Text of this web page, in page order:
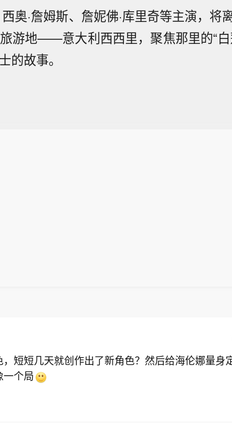
奥·詹姆斯、詹妮佛·库里奇等主演，将
游地——意大利西西里，聚焦那里的“白
的故事。
短短几天就创作出了新角色？然后给海伦娜量身
一个局